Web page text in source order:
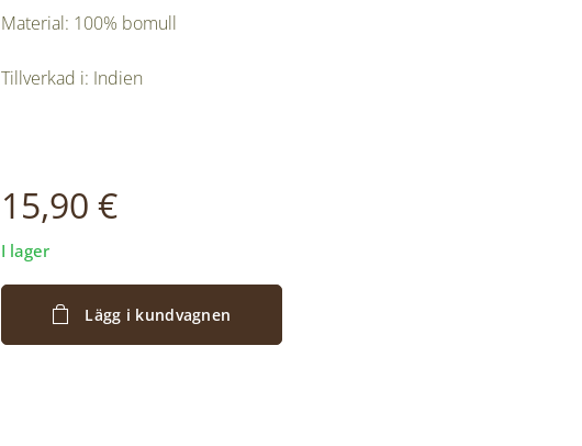
Material: 100% bomull
Tillverkad i: Indien
15,90 €
I lager
Lägg i kundvagnen